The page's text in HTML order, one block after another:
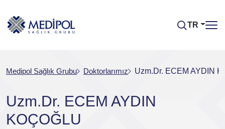
TR
Medipol Sağlık Grubu Doktorlarımız Uzm.Dr. ECEM AYDIN
Uzm.Dr. ECEM AYDIN
KOÇOĞLU